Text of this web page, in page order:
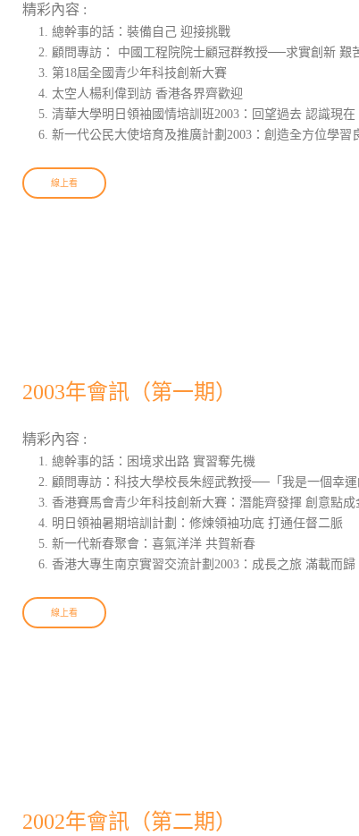
精彩內容 :
總幹事的話：裝備自己 迎接挑戰
顧問專訪： 中國工程院院士顧冠群教授──求實創新 艱
第18屆全國青少年科技創新大賽
太空人楊利偉到訪 香港各界齊歡迎
清華大學明日領袖國情培訓班2003：回望過去 認識現在
新一代公民大使培育及推廣計劃2003：創造全方位學習
線上看
2003年會訊（第一期）
精彩內容 :
總幹事的話：困境求出路 實習奪先機
顧問專訪：科技大學校長朱經武教授──「我是一個幸運
香港賽馬會青少年科技創新大賽：潛能齊發揮 創意點成
明日領袖暑期培訓計劃：修煉領袖功底 打通任督二脈
新一代新春聚會：喜氣洋洋 共賀新春
香港大專生南京實習交流計劃2003：成長之旅 滿載而歸
線上看
2002年會訊（第二期）